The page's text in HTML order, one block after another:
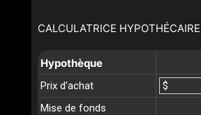
CALCULATRICE HYPOTHÉCAIRE
Hypothèque
Prix d'achat
$
Mise de fonds